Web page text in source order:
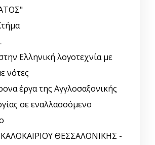
Ελληνική λογοτεχνία με
νότες
έργα της Αγγλοσαξονικής
σε εναλλασσόμενο
ΘΕΣΣΑΛΟΝΙΚΗΣ -